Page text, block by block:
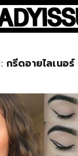
กรีดอายไลเนอร์